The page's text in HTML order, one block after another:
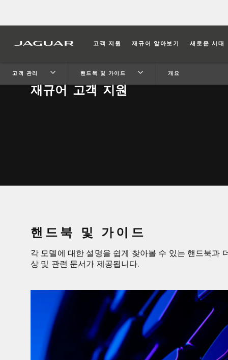
고객 지원 재규어 알아보기 새로운 시대
고객 관리 핸드북 및 가이드 개요
재규어 고객 지원
핸드북 및 가이드
각 모델에 대한 설명을 쉽게 찾아볼 수 있는 핸드북과
상 및 관련 문서가 제공됩니다.